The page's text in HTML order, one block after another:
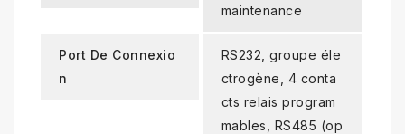
maintenance
Port De Connexio
N
RS232, groupe éle
ctrogène, 4 conta
cts relais program
mables, RS485 (op